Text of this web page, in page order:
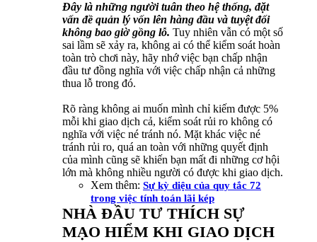
Đây là những người tuân theo hệ thống, đặt
vấn đề quản lý vốn lên hàng đầu và tuyệt đối
không bao giờ gồng lỗ. Tuy nhiên vẫn có một số
sai lầm sẽ xảy ra, không ai có thể kiểm soát hoàn
toàn trò chơi này, hãy nhớ việc bạn chấp nhận
đầu tư đồng nghĩa với việc chấp nhận cả những
thua lỗ trong đó.
Rõ ràng không ai muốn mình chỉ kiếm được 5%
mỗi khi giao dịch cả, kiểm soát rủi ro không có
nghĩa với việc né tránh nó. Mặt khác việc né
tránh rủi ro, quá an toàn với những quyết định
của mình cũng sẽ khiến bạn mất đi những cơ hội
lớn mà không nhiều người có được khi giao dịch.
Xem thêm: Sự kỳ diệu của quy tắc 72
trong việc tính toán lãi kép
NHÀ ĐẦU TƯ THÍCH SỰ
MẠO HIỂM KHI GIAO DỊCH